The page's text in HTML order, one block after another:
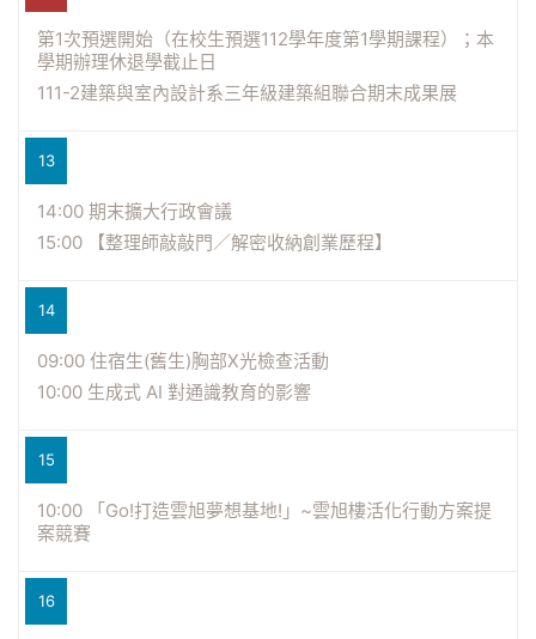
第1次預選開始（在校生預選112學年度第1學期課程）；本
學期辦理休退學截止日
111-2建築與室內設計系三年級建築組聯合期末成果展
13
14:00 期末擴大行政會議
15:00 【整理師敲敲門／解密收納創業歷程】
14
09:00 住宿生(舊生)胸部X光檢查活動
10:00 生成式 AI 對通識教育的影響
15
10:00 「Go!打造雲旭夢想基地!」~雲旭樓活化行動方案提
案競賽
16